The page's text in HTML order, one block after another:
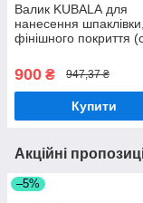
Валик KUBALА для
нанесення шпаклівки,
фінішного покриття
комплекті
900 ₴ 947,37 ₴
Купити
Акційні
–5%